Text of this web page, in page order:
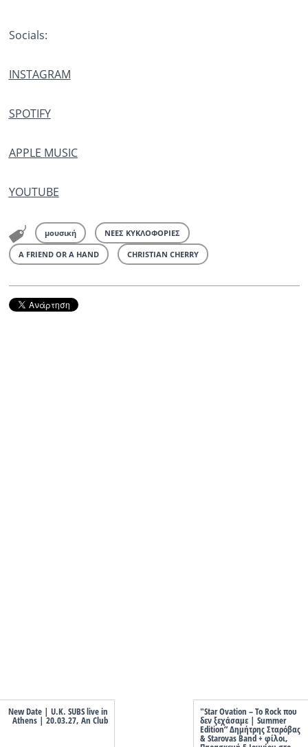
Socials:
INSTAGRAM
SPOTIFY
APPLE MUSIC
YOUTUBE
μουσική ΝΕΕΣ ΚΥΚΛΟΦΟΡΙΕΣ
A FRIEND OR A HAND CHRISTIAN CHERRY
New Date | U.K. SUBS live in
Athens | 20.03.27, An Club
"Star Ovation – Το Rock που
δεν ξεχάσαμε | Summer
Edition” Δημήτρης Σταρόβας
& Starovas Band + φίλοι,